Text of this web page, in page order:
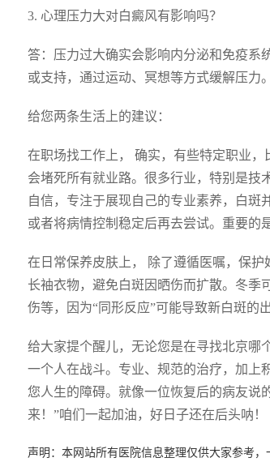
3. 心理压力大对白癜风有影响吗？
答：压力过大确实会影响内分泌和免疫系
或支持，通过运动、冥想等方式缓解压力。
给您两条生活上的建议：
在职场找工作上， 确实，有些特定职业
会堵死所有就业路。很多行业，特别是技
自信，专注于展现自己的专业素养，白斑
或者将病情控制稳定后再去尝试。重要的
在日常保养皮肤上， 除了遵循医嘱，保
长袖衣物，避免白斑因晒伤而扩散。冬季
伤等，因为“同形反应”可能导致新白斑的
给大家提个醒儿，无论您是在寻找北京哪
一个人在战斗。专业、规范的治疗，加上
您人生的障碍。就像一位恢复后的病友说
来！”咱们一起加油，好日子还在后头呐！
声明：本网站所有医院信息整理仅供大家参考，